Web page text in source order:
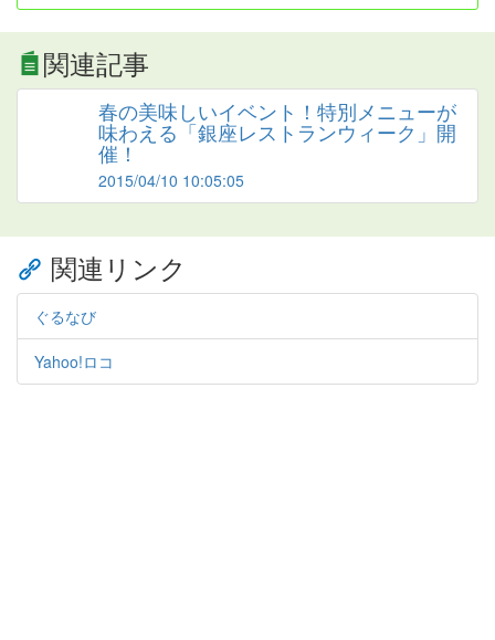
関連記事
春の美味しいイベント！特別メニューが
味わえる「銀座レストランウィーク」開
催！
2015/04/10 10:05:05
関連リンク
ぐるなび
Yahoo!ロコ